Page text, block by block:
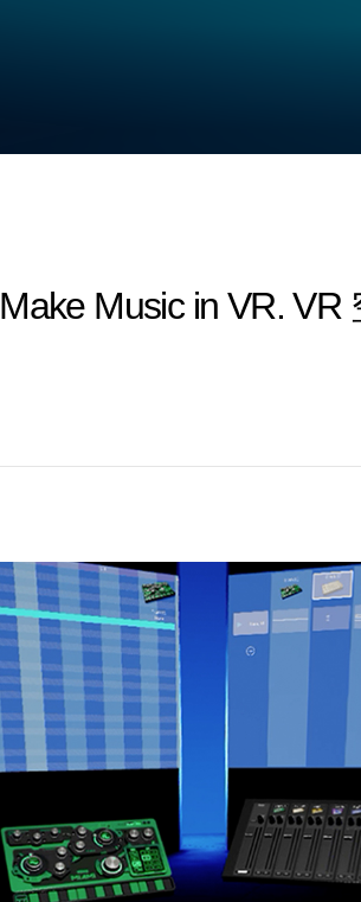
Music in VR.